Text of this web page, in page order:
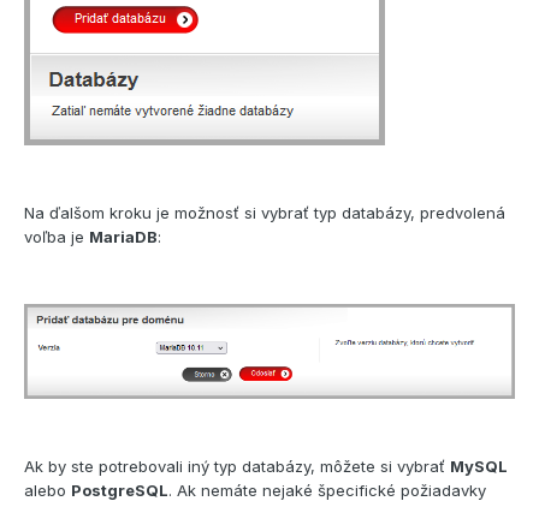
Na ďalšom kroku je možnosť si vybrať typ databázy, predvolená
voľba je MariaDB:
Ak by ste potrebovali iný typ databázy, môžete si vybrať MySQL
alebo PostgreSQL. Ak nemáte nejaké špecifické požiadavky